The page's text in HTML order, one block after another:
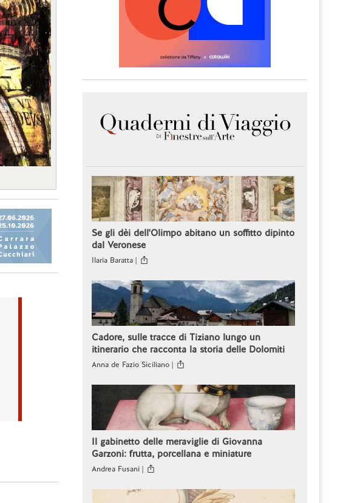
Se gli dèi dell'Olimpo abitano un soffitto dipinto
dal Veronese
Ilaria Baratta |
Cadore, sulle tracce di Tiziano lungo un
itinerario che racconta la storia delle Dolomiti
Anna de Fazio Siciliano |
Il gabinetto delle meraviglie di Giovanna
Garzoni: frutta, porcellana e miniature
Andrea Fusani |